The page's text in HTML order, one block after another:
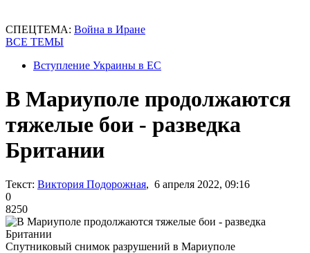
СПЕЦТЕМА: Война в Иране
ВСЕ ТЕМЫ
Вступление Украины в ЕС
В Мариуполе продолжаются
тяжелые бои - разведка
Британии
Текст: Виктория Подорожная, 6 апреля 2022, 09:16
0
8250
Спутниковый снимок разрушений в Мариуполе